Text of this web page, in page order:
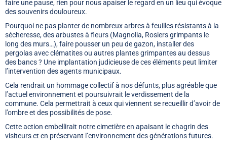
faire une pause, rien pour nous apaiser le regard en un lieu qui évoque
des souvenirs douloureux.
Pourquoi ne pas planter de nombreux arbres à feuilles résistants à la
sécheresse, des arbustes à fleurs (Magnolia, Rosiers grimpants le
long des murs…), faire pousser un peu de gazon, installer des
pergolas avec clématites ou autres plantes grimpantes au dessus
des bancs ? Une implantation judicieuse de ces éléments peut limiter
l’intervention des agents municipaux.
Cela rendrait un hommage collectif à nos défunts, plus agréable que
l’actuel environnement et poursuivrait le verdissement de la
commune. Cela permettrait à ceux qui viennent se recueillir d’avoir de
l’ombre et des possibilités de pose.
Cette action embellirait notre cimetière en apaisant le chagrin des
visiteurs et en préservant l’environnement des générations futures.